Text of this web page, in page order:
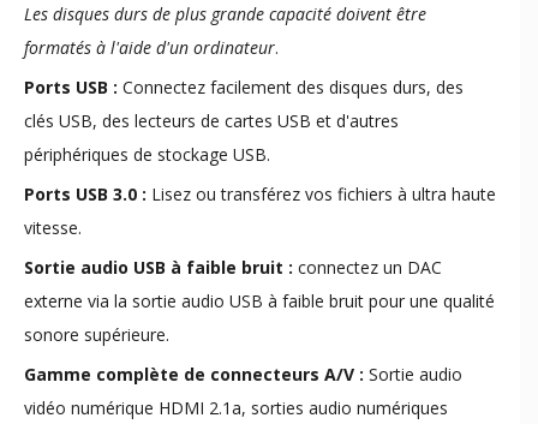
Les disques durs de plus grande capacité doivent être
formatés à l'aide d'un ordinateur.
Ports USB : Connectez facilement des disques durs, des
clés USB, des lecteurs de cartes USB et d'autres
périphériques de stockage USB.
Ports USB 3.0 : Lisez ou transférez vos fichiers à ultra haute
vitesse.
Sortie audio USB à faible bruit : connectez un DAC
externe via la sortie audio USB à faible bruit pour une qualité
sonore supérieure.
Gamme complète de connecteurs A/V : Sortie audio
vidéo numérique HDMI 2.1a, sorties audio numériques